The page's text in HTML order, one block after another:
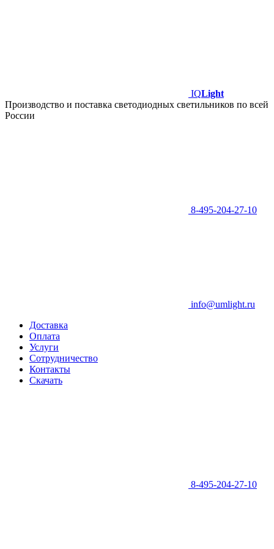
IQLight
Производство и поставка светодиодных светильников по всей
России
8-495-204-27-10
info@umlight.ru
Доставка
Оплата
Услуги
Сотрудничество
Контакты
Скачать
8-495-204-27-10